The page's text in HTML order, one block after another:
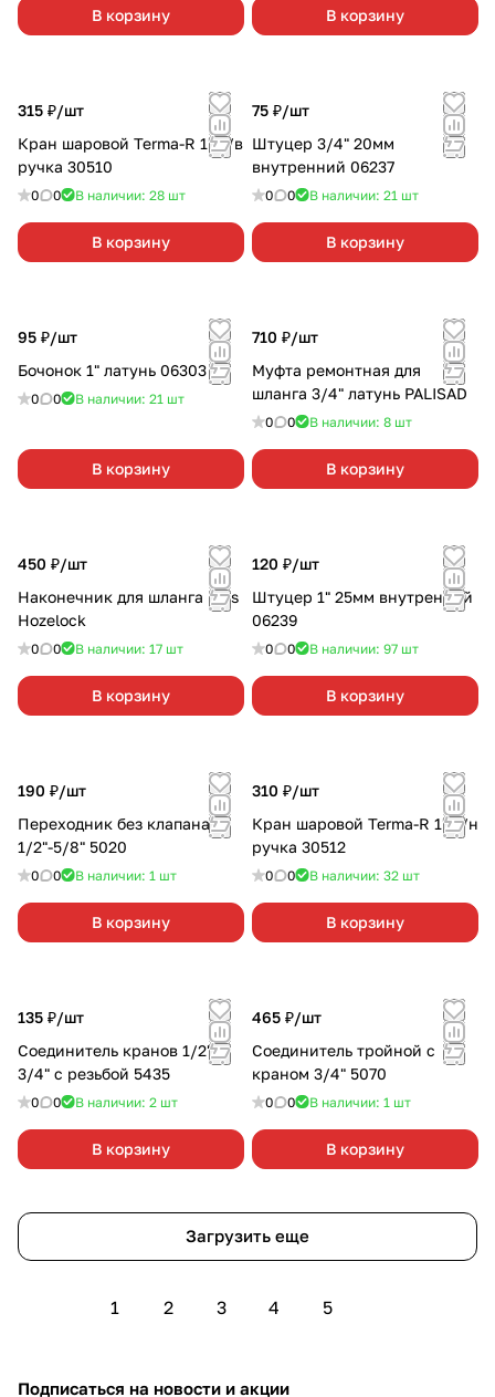
В корзину В корзину
315 ₽/шт
Кран шаровой Terma-R 1" в/в
ручка 30510
0 0 В наличии: 28 шт
В корзину
75 ₽/шт
Штуцер 3/4" 20мм
внутренний 06237
0 0 В наличии: 21 шт
В корзину
95 ₽/шт
Бочонок 1" латунь 06303
0 0 В наличии: 21 шт
В корзину
710 ₽/шт
Муфта ремонтная для
шланга 3/4" латунь PALISAD
0 0 В наличии: 8 шт
В корзину
450 ₽/шт
Наконечник для шланга Plus
Hozelock
0 0 В наличии: 17 шт
В корзину
120 ₽/шт
Штуцер 1" 25мм внутренний
06239
0 0 В наличии: 97 шт
В корзину
190 ₽/шт
Переходник без клапана
1/2"-5/8" 5020
0 0 В наличии: 1 шт
В корзину
310 ₽/шт
Кран шаровой Terma-R 1" в/н
ручка 30512
0 0 В наличии: 32 шт
В корзину
135 ₽/шт
Соединитель кранов 1/2",
3/4" с резьбой 5435
0 0 В наличии: 2 шт
В корзину
465 ₽/шт
Соединитель тройной с
краном 3/4" 5070
0 0 В наличии: 1 шт
В корзину
Загрузить еще
1 2 3 4 5
Подписаться на новости и акции